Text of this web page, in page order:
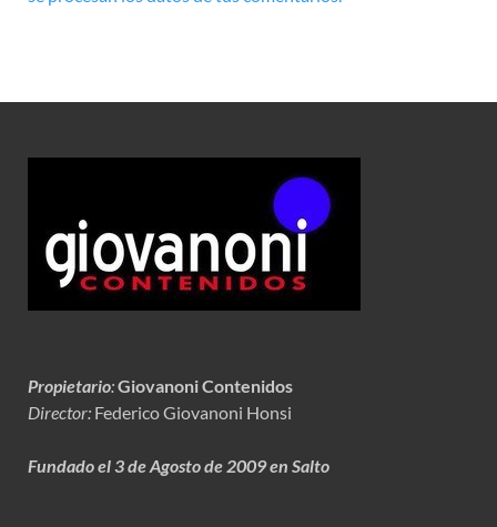
Propietario:Giovanoni Contenidos
Director: Federico Giovanoni Honsi
Fundado el 3 de Agosto de 2009 en Salto